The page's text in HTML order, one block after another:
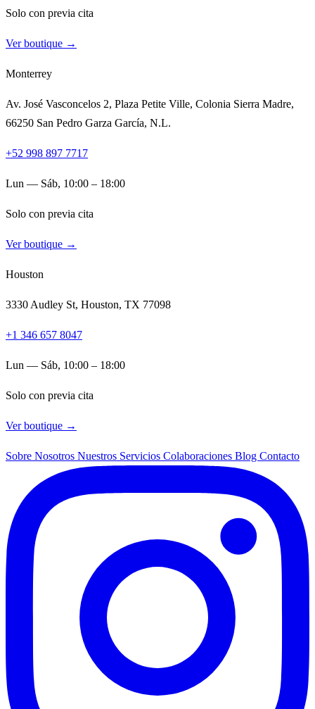
Solo con previa cita
Ver boutique →
Monterrey
Av. José Vasconcelos 2, Plaza Petite Ville, Colonia Sierra Madre,
66250 San Pedro Garza García, N.L.
+52 998 897 7717
Lun — Sáb, 10:00 – 18:00
Solo con previa cita
Ver boutique →
Houston
3330 Audley St, Houston, TX 77098
+1 346 657 8047
Lun — Sáb, 10:00 – 18:00
Solo con previa cita
Ver boutique →
Sobre Nosotros Nuestros Servicios Colaboraciones Blog Contacto